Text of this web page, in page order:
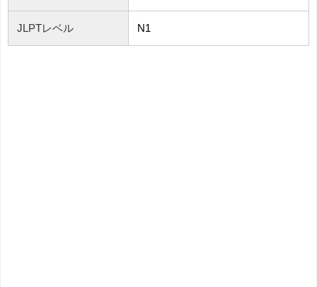
JLPTレベル N1